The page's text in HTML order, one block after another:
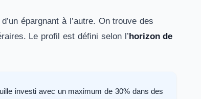
épargnant à l’autre. On trouve des
Le profil est défini selon l’horizon de
investi avec un maximum de 30% dans des